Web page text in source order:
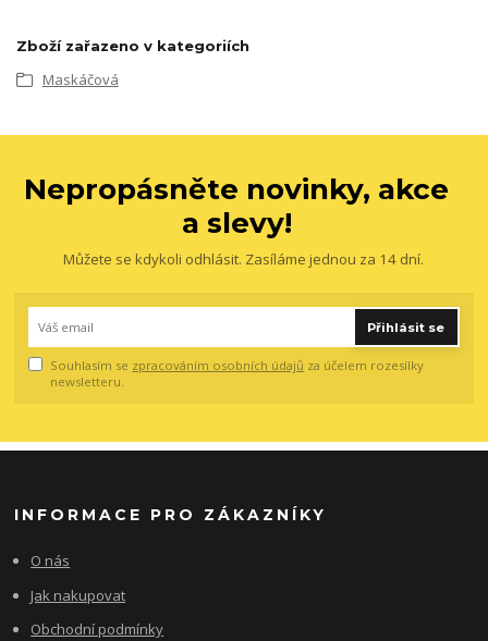
Zboží zařazeno v kategoriích
Maskáčová
Nepropásněte novinky, akce
a slevy!
Můžete se kdykoli odhlásit. Zasíláme jednou za 14 dní.
Přihlásit se
Souhlasím se zpracováním osobních údajů za účelem rozesílky
newsletteru.
INFORMACE PRO ZÁKAZNÍKY
O nás
Jak nakupovat
Obchodní podmínky